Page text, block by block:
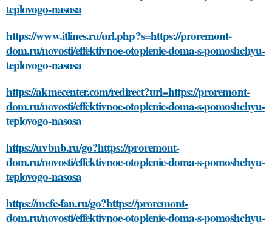
teplovogo-nasosa
https://www.itlines.ru/url.php?s=https://proremont-
dom.ru/novosti/effektivnoe-otoplenie-doma-s-pomoshchyu-
teplovogo-nasosa
https://akmecenter.com/redirect?url=https://proremont-
dom.ru/novosti/effektivnoe-otoplenie-doma-s-pomoshchyu-
teplovogo-nasosa
https://uvbnb.ru/go?https://proremont-
dom.ru/novosti/effektivnoe-otoplenie-doma-s-pomoshchyu-
teplovogo-nasosa
https://mcfc-fan.ru/go?https://proremont-
dom.ru/novosti/effektivnoe-otoplenie-doma-s-pomoshchyu-